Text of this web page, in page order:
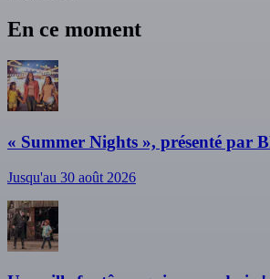
En ce moment
« Summer Nights », présenté par
Jusqu'au 30 août 2026